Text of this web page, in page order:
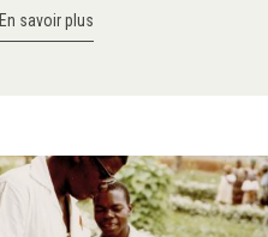
En savoir plus